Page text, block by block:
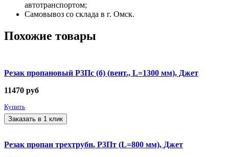
автотранспортом;
Самовывоз со склада в г. Омск.
Похожие товары
Резак пропановый Р3Пс (б) (вент., L=1300 мм), Джет
11470 руб
Купить
Заказать в 1 клик
Резак пропан трехтрубн. Р3Пт (L=800 мм), Джет